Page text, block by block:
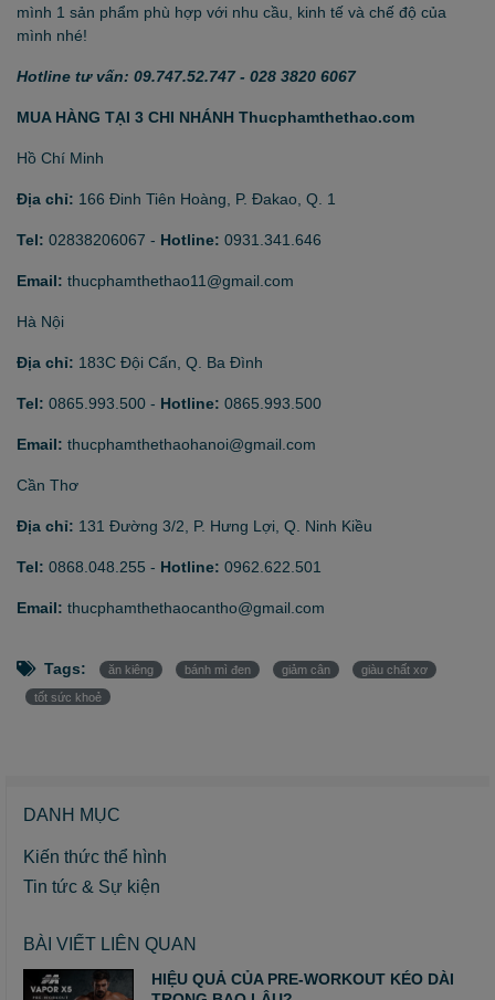
mình 1 sản phẩm phù hợp với nhu cầu, kinh tế và chế độ của
mình nhé!
Hotline tư vấn: 09.747.52.747 - 028 3820 6067
MUA HÀNG TẠI 3 CHI NHÁNH Thucphamthethao.com
Hồ Chí Minh
Địa chỉ: 166 Đinh Tiên Hoàng, P. Đakao, Q. 1
Tel: 02838206067 - Hotline: 0931.341.646
Email: thucphamthethao11@gmail.com
Hà Nội
Địa chỉ: 183C Đội Cấn, Q. Ba Đình
Tel: 0865.993.500 - Hotline: 0865.993.500
Email: thucphamthethaohanoi@gmail.com
Cần Thơ
Địa chỉ: 131 Đường 3/2, P. Hưng Lợi, Q. Ninh Kiều
Tel: 0868.048.255 - Hotline: 0962.622.501
Email: thucphamthethaocantho@gmail.com
Tags: ăn kiêng bánh mì đen giảm cân giàu chất xơ
tốt sức khoẻ
DANH MỤC
Kiến thức thể hình
Tin tức & Sự kiện
BÀI VIẾT LIÊN QUAN
HIỆU QUẢ CỦA PRE-WORKOUT KÉO DÀI